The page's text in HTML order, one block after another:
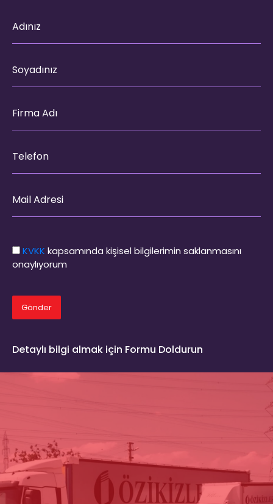
KVKK kapsamında kişisel bilgilerimin saklanmasını
onaylıyorum
Gönder
Detaylı bilgi almak için Formu Doldurun